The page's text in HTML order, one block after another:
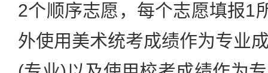
2个顺序志愿，每个志愿填报1
外使用美术统考成绩作为专业